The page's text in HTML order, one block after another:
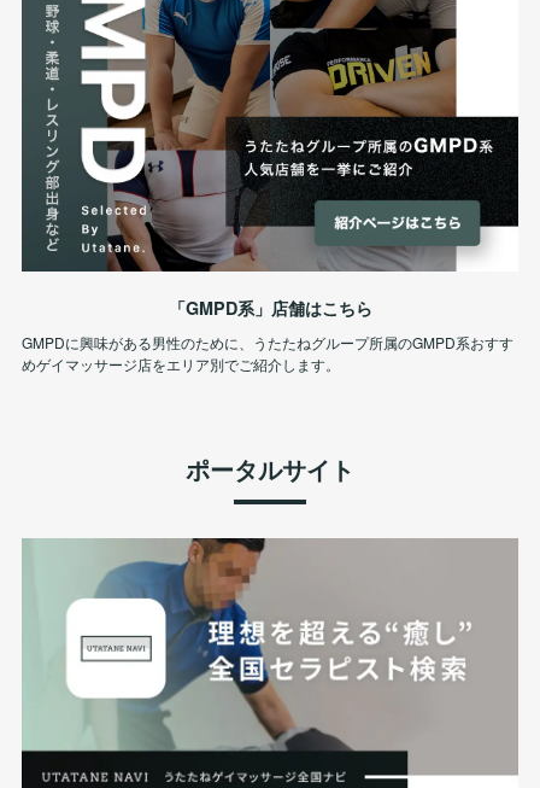
「GMPD系」店舗はこちら
GMPDに興味がある男性のために、うたたねグループ所属のGMPD系おすす
めゲイマッサージ店をエリア別でご紹介します。
ポータルサイト